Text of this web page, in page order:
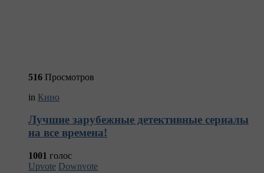
516 Просмотров
in Кино
Лучшие зарубежные детективные сериалы
на все времена!
1001 голос
Upvote Downvote